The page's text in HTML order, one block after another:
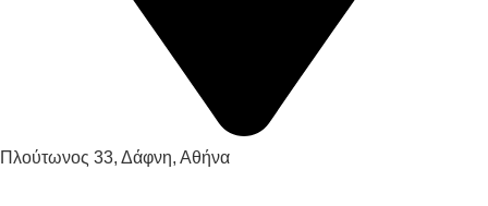
Πλούτωνος 33, Δάφνη, Αθήνα